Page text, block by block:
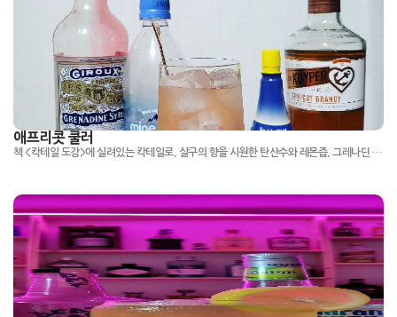
애프리콧 쿨러
책 <칵테일 도감>에 실려있는 칵테일로, 살구의 향을 시원한 탄산수와 레몬즙, 그레나딘 시럽과 같이 즐길수 있는 칵테일.